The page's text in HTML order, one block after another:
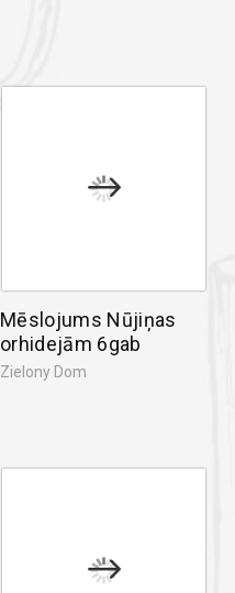
Mēslojums Nūjiņas
orhidejām 6gab
Zielony Dom